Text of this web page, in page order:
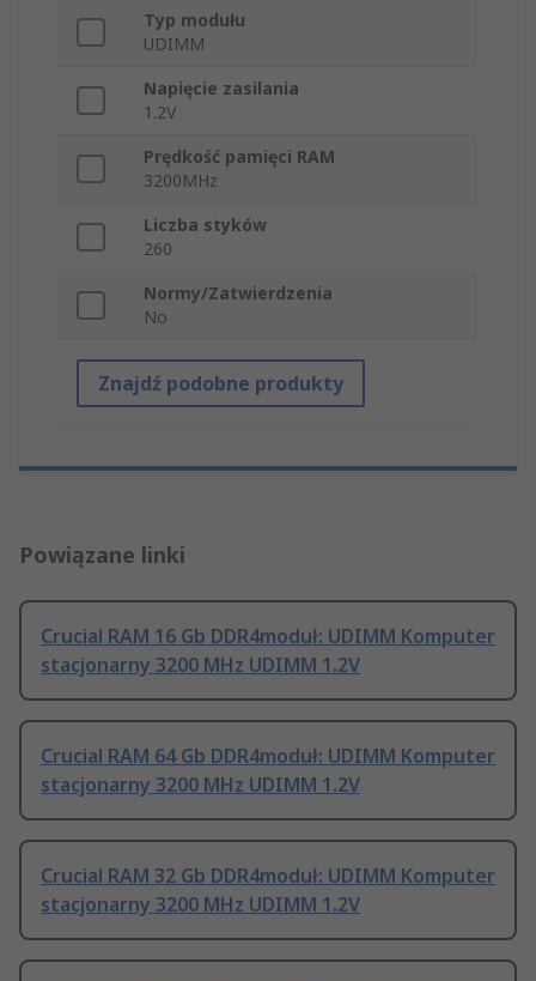
Typ modułu
UDIMM
Napięcie zasilania
1.2V
Prędkość pamięci RAM
3200MHz
Liczba styków
260
Normy/Zatwierdzenia
No
Znajdź podobne produkty
Powiązane linki
Crucial RAM 16 Gb DDR4moduł: UDIMM Komputer
stacjonarny 3200 MHz UDIMM 1.2V
Crucial RAM 64 Gb DDR4moduł: UDIMM Komputer
stacjonarny 3200 MHz UDIMM 1.2V
Crucial RAM 32 Gb DDR4moduł: UDIMM Komputer
stacjonarny 3200 MHz UDIMM 1.2V